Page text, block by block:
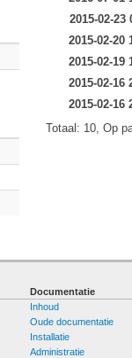
2015-02-23
2015-02-20
2015-02-19
2015-02-16
2015-02-16
Totaal: 10, Op
Documentatie
Inhoud
Oude documentatie
Installatie
Administratie